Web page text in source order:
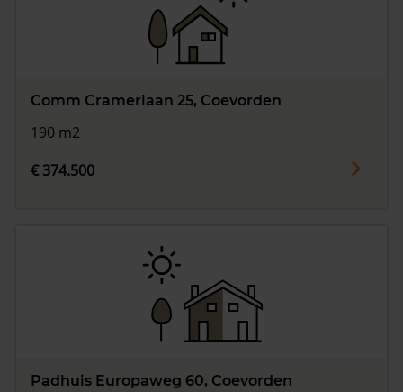
Comm Cramerlaan 25, Coevorden
190 m2
€ 374.500
Padhuis Europaweg 60, Coevorden